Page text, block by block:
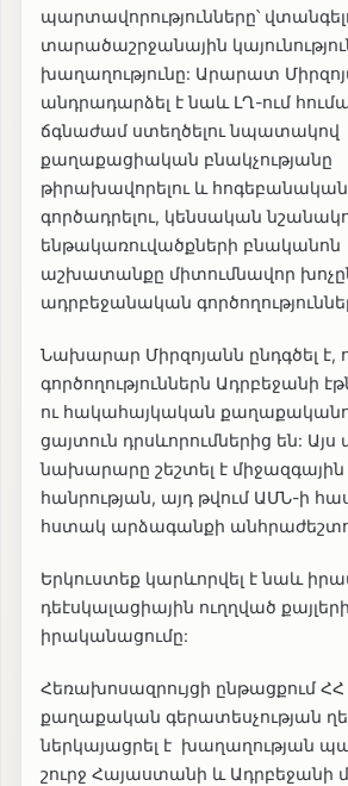
պարտավորությունները՝
տարածաշրջանային
խաղաղությունը: Արարատ
անդրադարձել է նաև ԼՂ-ում
ճգնաժամ ստեղծելու նպատակով
քաղաքացիական բնակչությանը
թիրախավորելու և հոգեբանական
գործադրելու, կենսական
ենթակառուվածքների բնականոն
աշխատանքը միտումնավոր
ադրբեջանական
Նախարար Միրզոյանն ընդգծել է,
գործողություններն Ադրբեջանի
ու հակահայկական
ցայտուն դրսևորումներից են: Այս
նախարարը շեշտել է միջազգային
հանրության, այդ թվում ԱՄՆ-ի
հստակ արձագանքի
Երկուստեք կարևորվել է նաև
դեէսկալացիային ուղղված քայլերի
իրականացումը:
Հեռախոսազրույցի ընթացքում
քաղաքական գերատեսչության
ներկայացրել է խաղաղության
շուրջ Հայաստանի և Ադրբեջանի